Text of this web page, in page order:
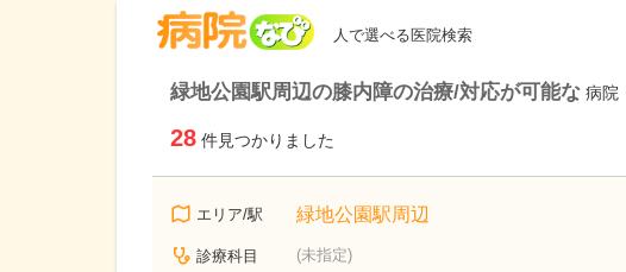
人で選べる医院検索
緑地公園駅周辺の膝内障の治療/対応が可能な 病院
28 件見つかりました
エリア/駅 緑地公園駅周辺
診療科目 (未指定)